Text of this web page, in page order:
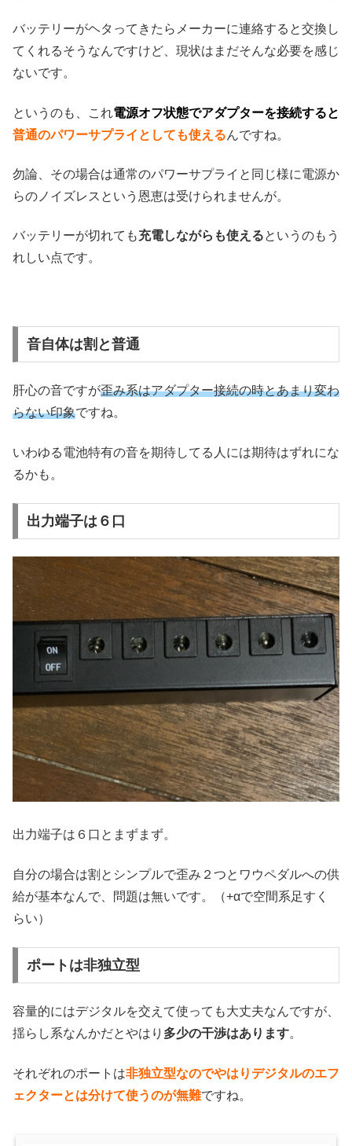
バッテリーがヘタってきたらメーカーに連絡すると交換し
てくれるそうなんですけど、現状はまだそんな必要を感じ
ないです。
というのも、これ電源オフ状態でアダプターを接続すると
普通のパワーサプライとしても使えるんですね。
勿論、その場合は通常のパワーサプライと同じ様に電源か
らのノイズレスという恩恵は受けられませんが。
バッテリーが切れても充電しながらも使えるというのもう
れしい点です。
音自体は割と普通
肝心の音ですが歪み系はアダプター接続の時とあまり変わ
らない印象ですね。
いわゆる電池特有の音を期待してる人には期待はずれにな
るかも。
出力端子は６口
出力端子は６口とまずまず。
自分の場合は割とシンプルで歪み２つとワウペダルへの供
給が基本なんで、問題は無いです。（+αで空間系足すく
らい）
ポートは非独立型
容量的にはデジタルを交えて使っても大丈夫なんですが、
揺らし系なんかだとやはり 多少の干渉はあります。
それぞれのポートは非独立型なのでやはりデジタルのエフ
ェクターとは分けて使うのが無難ですね。